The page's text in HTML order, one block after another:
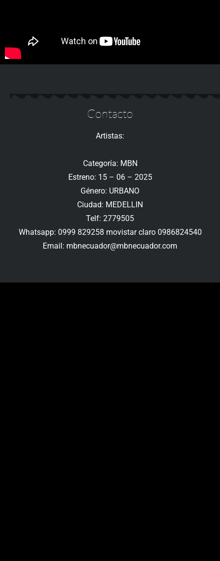
Contacto
Artistas:
Categoría: MBN
Estreno: 15 – 06 – 2025
Género: URBANO
Ciudad: MEDELLIN
Telf: 2779505
Whatsapp: 0999 829258 movistar claro 0986824540
Email: mbnecuador@mbnecuador.com